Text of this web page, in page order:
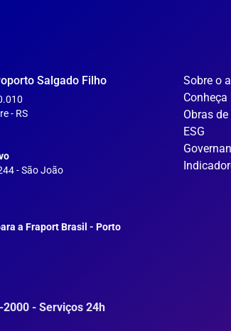
Salgado Filho
- RS
- São João
a Fraport Brasil - Porto
- Serviços 24h
Sobre o
Conheça
Obras
ESG